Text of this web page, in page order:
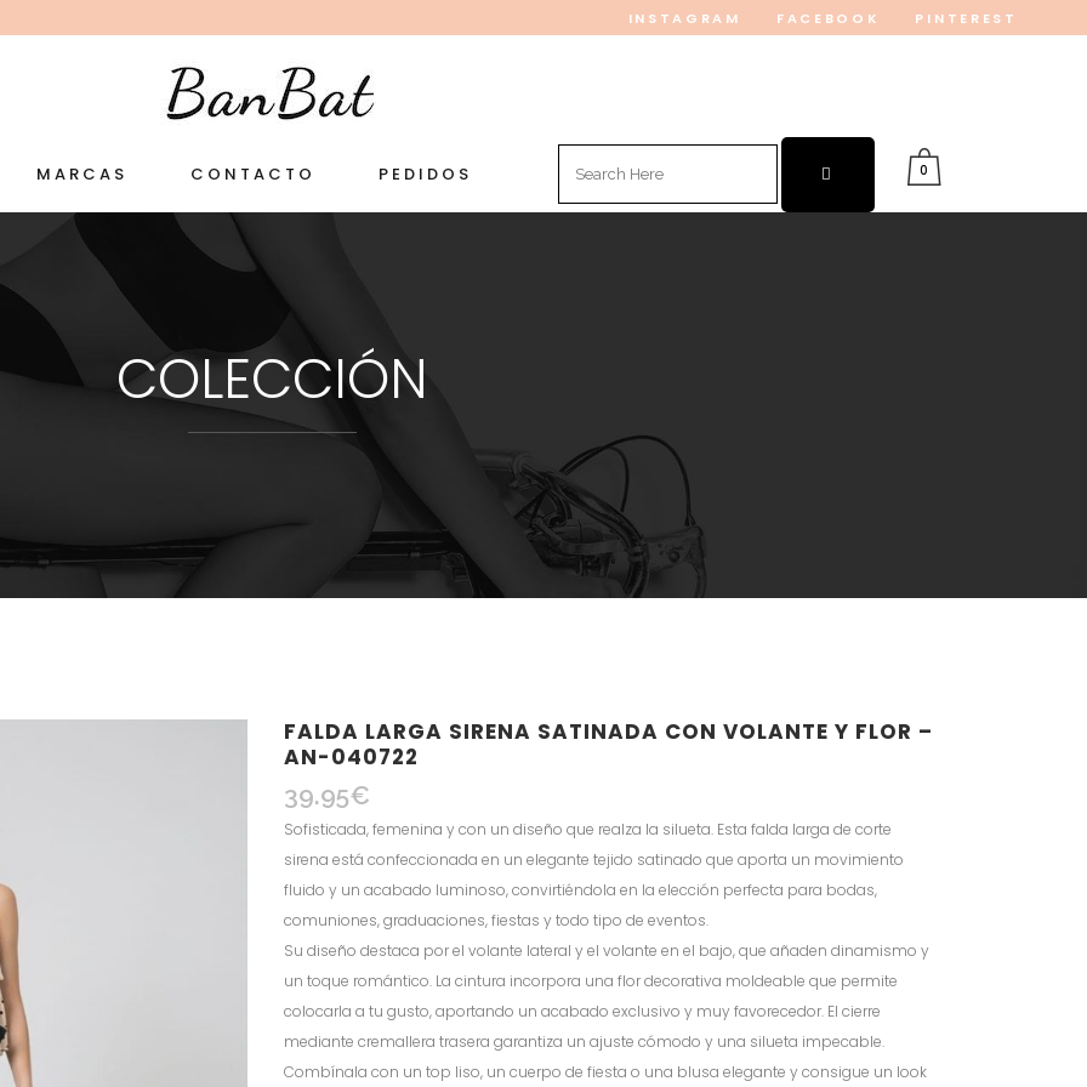
INSTAGRAM FACEBOOK PINTEREST
MARCAS CONTACTO PEDIDOS
Search
for:
0
COLECCIÓN
FALDA LARGA SIRENA SATINADA CON VOLANTE Y FLOR –
AN-040722
39.95€
Sofisticada, femenina y con un diseño que realza la silueta. Esta falda larga de corte
sirena está confeccionada en un elegante tejido satinado que aporta un movimiento
fluido y un acabado luminoso, convirtiéndola en la elección perfecta para bodas,
comuniones, graduaciones, fiestas y todo tipo de eventos.
Su diseño destaca por el volante lateral y el volante en el bajo, que añaden dinamismo y
un toque romántico. La cintura incorpora una flor decorativa moldeable que permite
colocarla a tu gusto, aportando un acabado exclusivo y muy favorecedor. El cierre
mediante cremallera trasera garantiza un ajuste cómodo y una silueta impecable.
Combínala con un top liso, un cuerpo de fiesta o una blusa elegante y consigue un look